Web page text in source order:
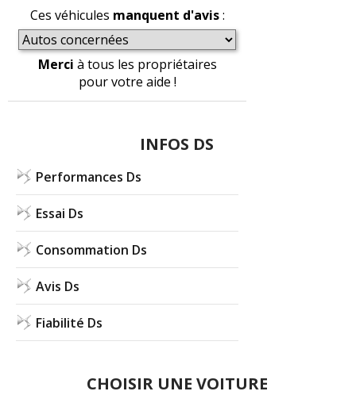
Ces véhicules manquent d'avis:
Merci à tous les propriétaires
pour votre aide !
INFOS DS
Performances Ds
Essai Ds
Consommation Ds
Avis Ds
Fiabilité Ds
CHOISIR UNE VOITURE